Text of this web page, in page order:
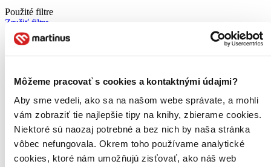
Môžeme pracovať s cookies a kontaktnými údajmi?
Aby sme vedeli, ako sa na našom webe správate, a mohli
vám zobraziť tie najlepšie tipy na knihy, zbierame cookies.
Niektoré sú naozaj potrebné a bez nich by naša stránka
vôbec nefungovala. Okrem toho používame analytické
cookies, ktoré nám umožňujú zisťovať, ako náš web
Použité filtre
Zrušiť filtre
Na tému poézia